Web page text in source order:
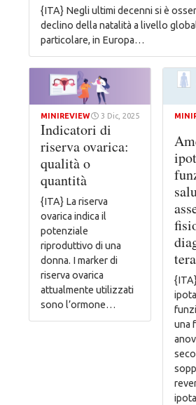
{ITA} Negli ultimi decenni si è
declino della natalità a livello
particolare, in Europa…
MINIREVIEW 3 Dic, 2025
Indicatori di
riserva ovarica:
qualità o
quantità
{ITA} La riserva
ovarica indica il
potenziale
riproduttivo di una
donna. I marker di
riserva ovarica
attualmente utilizzati
sono l’ormone…
una